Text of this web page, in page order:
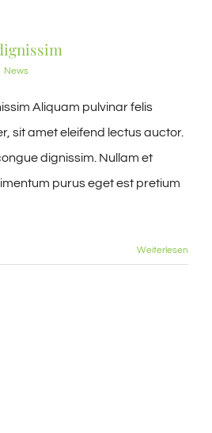
News
Aliquam pulvinar felis
sit amet eleifend lectus auctor.
dignissim. Nullam et
purus eget est pretium
Weiterlesen